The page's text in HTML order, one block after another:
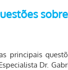
principais
Dr.